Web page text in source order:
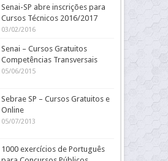
Senai-SP abre inscrições para
Cursos Técnicos 2016/2017
03/02/2016
Senai – Cursos Gratuitos
Competências Transversais
05/06/2015
Sebrae SP – Cursos Gratuitos e
Online
05/07/2013
1000 exercícios de Português